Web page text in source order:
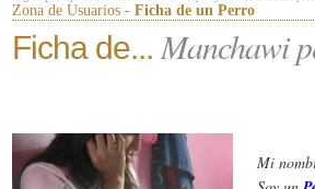
Zona de Usuarios - Ficha de un Perro
Ficha de... Manchawi
Mi